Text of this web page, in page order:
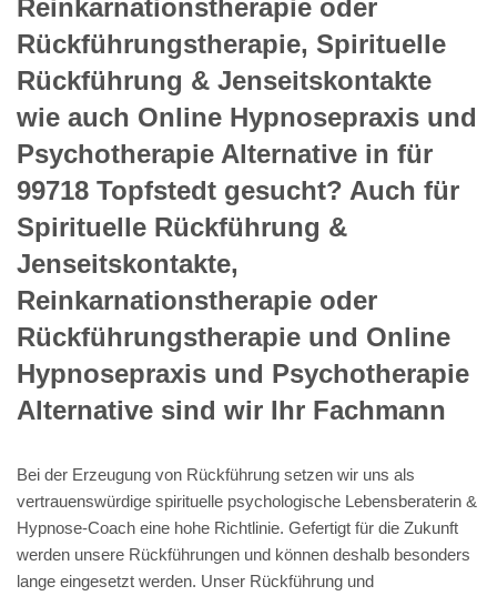
Reinkarnationstherapie oder
Rückführungstherapie, Spirituelle
Rückführung & Jenseitskontakte
wie auch Online Hypnosepraxis und
Psychotherapie Alternative in für
99718 Topfstedt gesucht? Auch für
Spirituelle Rückführung &
Jenseitskontakte,
Reinkarnationstherapie oder
Rückführungstherapie und Online
Hypnosepraxis und Psychotherapie
Alternative sind wir Ihr Fachmann
Bei der Erzeugung von Rückführung setzen wir uns als
vertrauenswürdige spirituelle psychologische Lebensberaterin &
Hypnose-Coach eine hohe Richtlinie. Gefertigt für die Zukunft
werden unsere Rückführungen und können deshalb besonders
lange eingesetzt werden. Unser Rückführung und